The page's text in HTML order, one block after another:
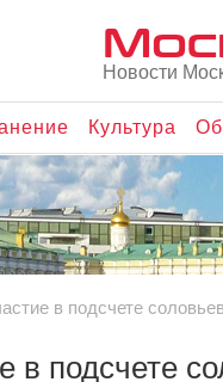
Новости
Культура
в подсчете соловьев
в подсчете